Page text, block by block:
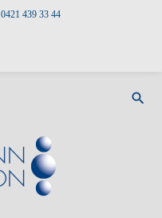
0421 439 33 44
search